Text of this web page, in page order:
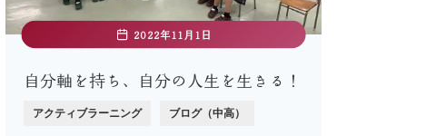
2022年11月1日
自分軸を持ち、自分の人生を生きる！
アクティブラーニング ブログ（中高）